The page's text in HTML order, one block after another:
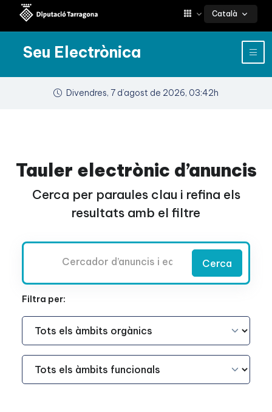
Català
Seu Electrònica
Divendres, 7 d’agost de 2026, 03:42h
Tauler electrònic d’anuncis
Cerca per paraules clau i refina els
resultats amb el filtre
Cerca
Filtra per:
Àmbit Funcional
Àmbit Funcional